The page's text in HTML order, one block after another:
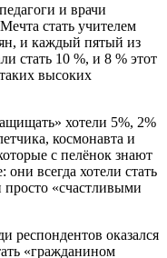
и врачи
стать учителем
и каждый пятый из
стать 10 %, и 8 % этот
высоких
хотели 5%, 2%
космонавта и
с пелёнок знают
всегда хотели стать
«счастливыми
респондентов оказался
«гражданином